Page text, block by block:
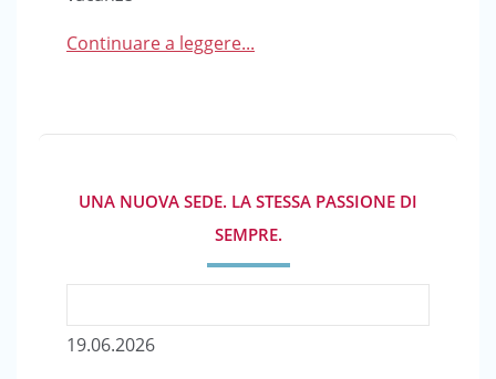
Continuare a leggere...
UNA NUOVA SEDE. LA STESSA PASSIONE DI
SEMPRE.
19.06.2026